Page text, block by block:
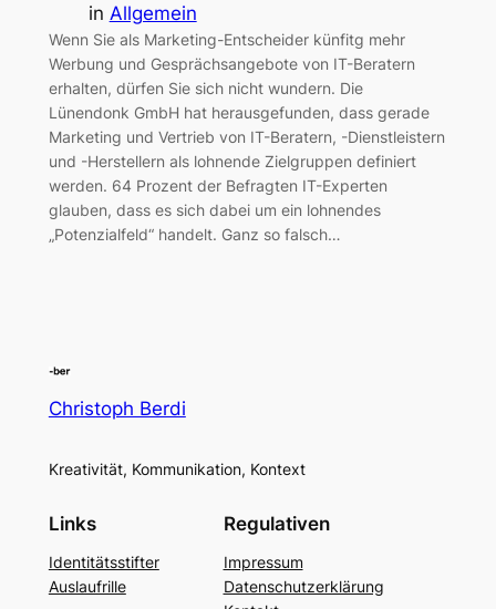
in Allgemein
Wenn Sie als Marketing-Entscheider künfitg mehr
Werbung und Gesprächsangebote von IT-Beratern
erhalten, dürfen Sie sich nicht wundern. Die
Lünendonk GmbH hat herausgefunden, dass gerade
Marketing und Vertrieb von IT-Beratern, -Dienstleistern
und -Herstellern als lohnende Zielgruppen definiert
werden. 64 Prozent der Befragten IT-Experten
glauben, dass es sich dabei um ein lohnendes
„Potenzialfeld“ handelt. Ganz so falsch…
Christoph Berdi
Kreativität, Kommunikation, Kontext
Links
Identitätsstifter
Auslaufrille
Regulativen
Impressum
Datenschutzerklärung